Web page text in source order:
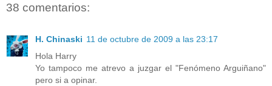
38 comentarios:
H. Chinaski 11 de octubre de 2009 a las 23:17
Hola Harry
Yo tampoco me atrevo a juzgar el "Fenómeno Arguiñano"
pero si a opinar.